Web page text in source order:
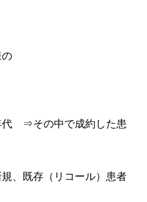
代 ⇒その中で成約した患
、既存（リコール）患者